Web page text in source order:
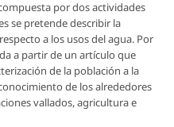
por dos actividades
se pretende describir la
a los usos del agua. Por
a partir de un artículo que
de la población a la
de los alrededores
vallados, agricultura e